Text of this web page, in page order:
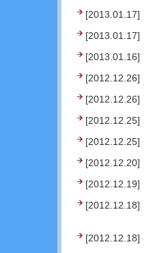
[2013.01.17]
[2013.01.17]
[2013.01.16]
[2012.12.26]
[2012.12.26]
[2012.12.25]
[2012.12.25]
[2012.12.20]
[2012.12.19]
[2012.12.18]
[2012.12.18]